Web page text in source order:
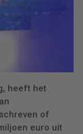
heeft het
of
euro uit